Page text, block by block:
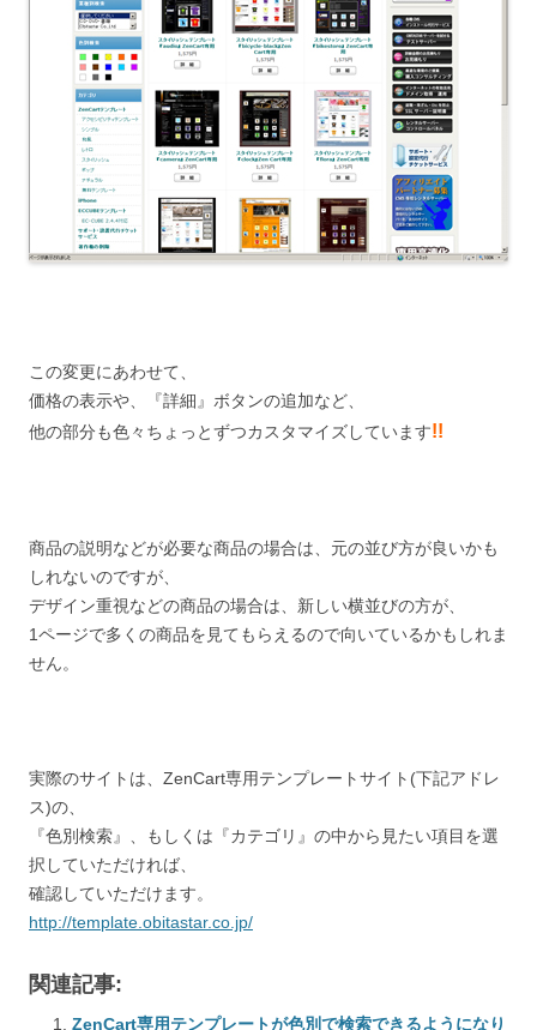
この変更にあわせて、
価格の表示や、『詳細』ボタンの追加など、
他の部分も色々ちょっとずつカスタマイズしています!!
商品の説明などが必要な商品の場合は、元の並び方が良いかも
しれないのですが、
デザイン重視などの商品の場合は、新しい横並びの方が、
1ページで多くの商品を見てもらえるので向いているかもしれま
せん。
実際のサイトは、ZenCart専用テンプレートサイト(下記アドレ
ス)の、
『色別検索』、もしくは『カテゴリ』の中から見たい項目を選
択していただければ、
確認していただけます。
http://template.obitastar.co.jp/
関連記事:
ZenCart専用テンプレートが色別で検索できるようになり